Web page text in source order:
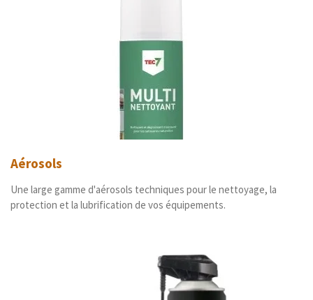
Aérosols
Une large gamme d'aérosols techniques pour le nettoyage, la
protection et la lubrification de vos équipements.